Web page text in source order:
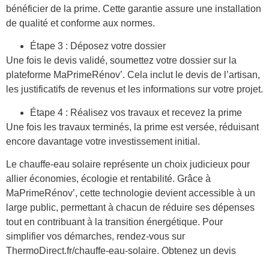
bénéficier de la prime. Cette garantie assure une installation
de qualité et conforme aux normes.
Étape 3 : Déposez votre dossier
Une fois le devis validé, soumettez votre dossier sur la
plateforme MaPrimeRénov’. Cela inclut le devis de l’artisan,
les justificatifs de revenus et les informations sur votre projet.
Étape 4 : Réalisez vos travaux et recevez la prime
Une fois les travaux terminés, la prime est versée, réduisant
encore davantage votre investissement initial.
Le chauffe-eau solaire représente un choix judicieux pour
allier économies, écologie et rentabilité. Grâce à
MaPrimeRénov’, cette technologie devient accessible à un
large public, permettant à chacun de réduire ses dépenses
tout en contribuant à la transition énergétique. Pour
simplifier vos démarches, rendez-vous sur
ThermoDirect.fr/chauffe-eau-solaire. Obtenez un devis